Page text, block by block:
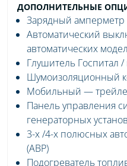
ДОПОЛНИТЕЛЬНЫЕ
Зарядный амперметр
Автоматический
автоматических
Глушитель Госпитал /
Шумоизоляционный
Мобильный —
Панель управления
генераторных
3-х /4-х полюсных
(АВР)
Подогреватель